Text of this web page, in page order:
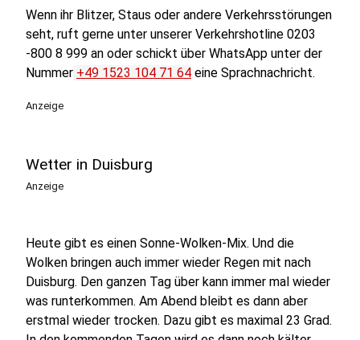
Wenn ihr Blitzer, Staus oder andere Verkehrsstörungen
seht, ruft gerne unter unserer Verkehrshotline 0203
-800 8 999 an oder schickt über WhatsApp unter der
Nummer +49 1523 104 71 64 eine Sprachnachricht.
Anzeige
Wetter in Duisburg
Anzeige
Heute gibt es einen Sonne-Wolken-Mix. Und die
Wolken bringen auch immer wieder Regen mit nach
Duisburg. Den ganzen Tag über kann immer mal wieder
was runterkommen. Am Abend bleibt es dann aber
erstmal wieder trocken. Dazu gibt es maximal 23 Grad.